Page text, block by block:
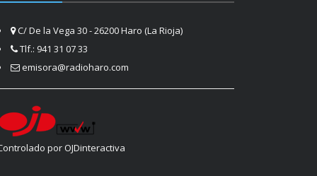
C/ De la Vega 30 - 26200 Haro (La Rioja)
Tlf.: 941 31 07 33
emisora@radioharo.com
por OJDinteractiva